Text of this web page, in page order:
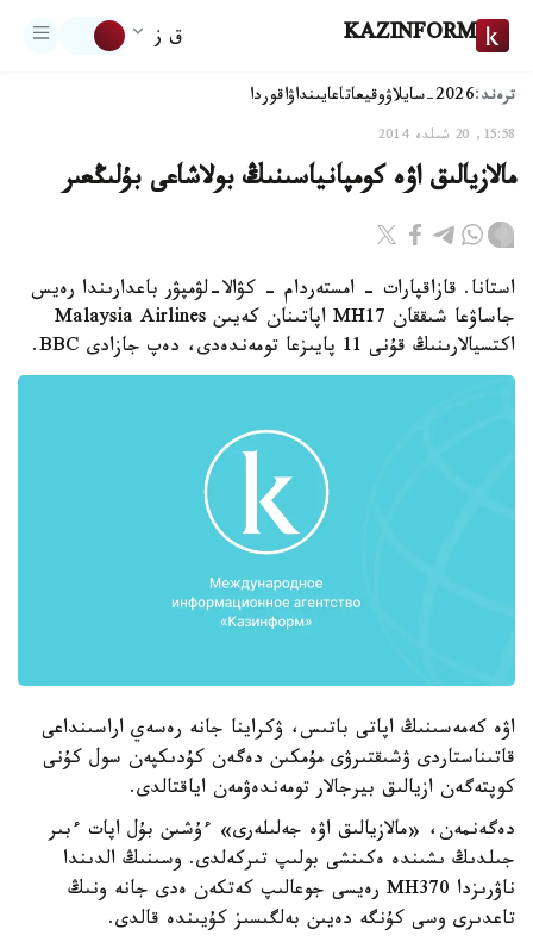
KAZINFORM ق ز
ترەند:2026-سايلاۋ وقيعاتاعايىنداۋاقوردا
15:58, 20 شىلدە 2014
مالازيالىق اۋە كومپانياسىنىڭ بولاشاعى بۇلىڭعىر
استانا. قازاقپارات - امستەردام - كۋالا-لۋمپۋر باعدارىندا رەيس
جاساۋعا شىققان MH17 اپاتىنان كەيىن Malaysia Airlines
اكتسيالارىنىڭ قۇنى 11 پايىزعا تومەندەدى، دەپ جازادى BBC.
اۋە كەمەسىنىڭ اپاتى باتىس، ۋكراينا جانە رەسەي اراسىنداعى
قاتىناستاردى ۋشىقتىرۋى مۇمكىن دەگەن كۇدىكپەن سول كۇنى
كوپتەگەن ازيالىق بيرجالار تومەندەۋمەن اياقتالدى.
دەگەنمەن، «مالازيالىق اۋە جەلىلەرى» ءۇشىن بۇل اپات ءبىر
جىلدىڭ ىشىندە ەكىنشى بولىپ تىركەلدى. وسىنىڭ الدىندا
ناۋرىزدا MH370 رەيسى جوعالىپ كەتكەن ەدى جانە ونىڭ
تاعدىرى وسى كۇنگە دەيىن بەلگىسىز كۇيىندە قالدى.